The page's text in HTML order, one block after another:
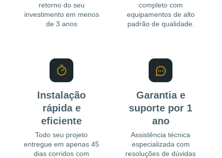
retorno do seu
investimento em menos
de 3 anos
completo com
equipamentos de alto
padrão de qualidade.
Instalação
rápida e
eficiente
Todo seu projeto
entregue em apenas 45
dias corridos com
Garantia e
suporte por 1
ano
Assistência técnica
especializada com
resoluções de dúvidas